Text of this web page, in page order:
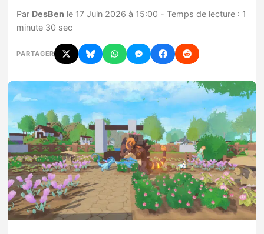
Chiffres de ventes
Nintendo Direct
Tests et previews
Tests de jeux
Tests d’accessoires
Autres tests
Previews
Par DesBen le 17 Juin 2026 à 15:00 - Temps de lecture : 1
minute 30 sec
PARTAGER